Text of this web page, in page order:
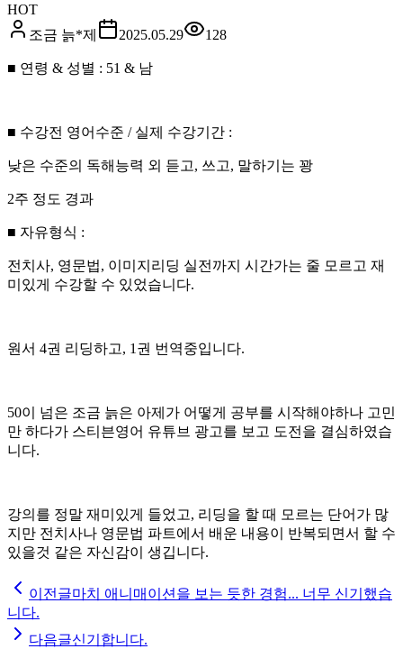
HOT
조금 늙*제
2025.05.29 128
■ 연령 & 성별 : 51 & 남
■ 수강전 영어수준 / 실제 수강기간 :
낮은 수준의 독해능력 외 듣고, 쓰고, 말하기는 꽝
2주 정도 경과
■ 자유형식 :
전치사, 영문법, 이미지리딩 실전까지 시간가는 줄 모르고 재
미있게 수강할 수 있었습니다.
원서 4권 리딩하고, 1권 번역중입니다.
50이 넘은 조금 늙은 아제가 어떻게 공부를 시작해야하나 고민
만 하다가 스티븐영어 유튜브 광고를 보고 도전을 결심하였습
니다.
강의를 정말 재미있게 들었고, 리딩을 할 때 모르는 단어가 많
지만 전치사나 영문법 파트에서 배운 내용이 반복되면서 할 수
있을것 같은 자신감이 생깁니다.
이전글마치 애니매이션을 보는 듯한 경험... 너무 신기했습
니다.
다음글신기합니다.